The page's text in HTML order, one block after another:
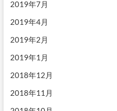
2019年7月
2019年4月
2019年2月
2019年1月
2018年12月
2018年11月